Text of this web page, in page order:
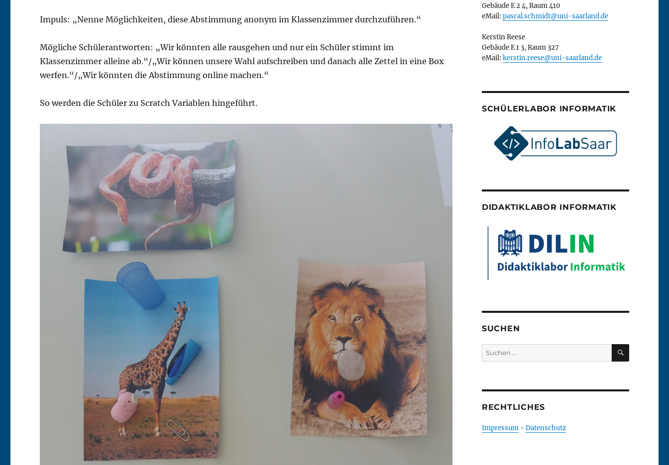
Impuls: „Nenne Möglichkeiten, diese Abstimmung anonym im Klassenzimmer durchzuführen.“
Mögliche Schülerantworten: „Wir könnten alle rausgehen und nur ein Schüler stimmt im
Klassenzimmer alleine ab.“/„Wir können unsere Wahl aufschreiben und danach alle Zettel in eine Box
werfen.“/„Wir könnten die Abstimmung online machen.“
So werden die Schüler zu Scratch Variablen hingeführt.
Gebäude E 2 4, Raum 410
eMail: pascal.schmidt@uni-saarland.de
Kerstin Reese
Gebäude E 1 3, Raum 327
eMail: kerstin.reese@uni-saarland.de
SCHÜLERLABOR INFORMATIK
DIDAKTIKLABOR INFORMATIK
SUCHEN
Suchen
nach:
SUCHEN
RECHTLICHES
Impressum- Datenschutz